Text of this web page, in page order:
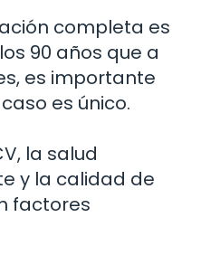
completa es
90 años que a
es importante
es único.
la salud
y la calidad de
factores